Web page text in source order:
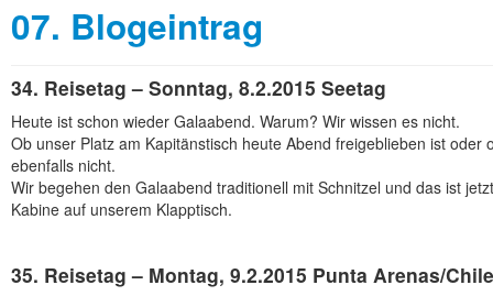
07. Blogeintrag
34. Reisetag – Sonntag, 8.2.2015 Seetag
Heute ist schon wieder Galaabend. Warum? Wir wissen es nicht.
Ob unser Platz am Kapitänstisch heute Abend freigeblieben ist
ebenfalls nicht.
Wir begehen den Galaabend traditionell mit Schnitzel und das ist
Kabine auf unserem Klapptisch.
35. Reisetag – Montag, 9.2.2015 Punta Arenas/Chile